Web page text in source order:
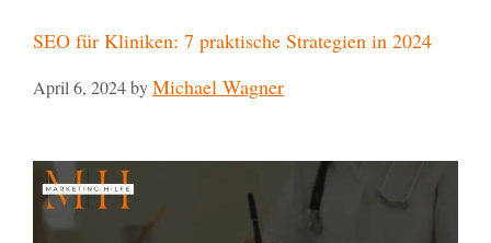
SEO für Kliniken: 7 praktische Strategien in 2024
April 6, 2024byMichael Wagner